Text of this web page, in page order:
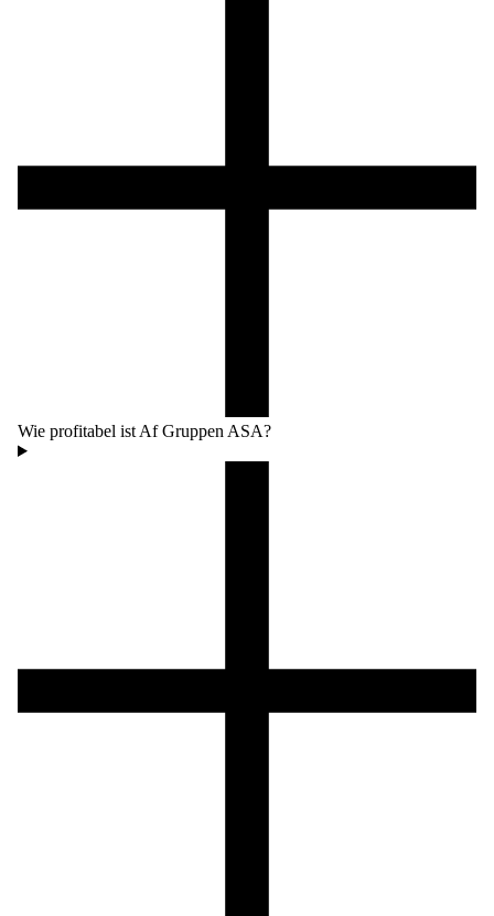
Wie profitabel ist Af Gruppen ASA?